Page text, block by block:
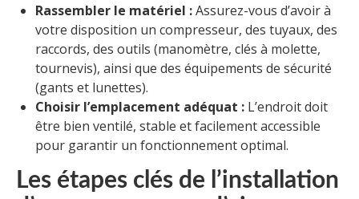
Rassembler le matériel :Assurez-vous d’avoir à
votre disposition un compresseur, des tuyaux, des
raccords, des outils (manomètre, clés à molette,
tournevis), ainsi que des équipements de sécurité
(gants et lunettes).
Choisir l’emplacement adéquat : L’endroit doit
être bien ventilé, stable et facilement accessible
pour garantir un fonctionnement optimal.
Les étapes clés de l’installation